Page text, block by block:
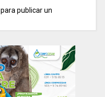
para publicar un